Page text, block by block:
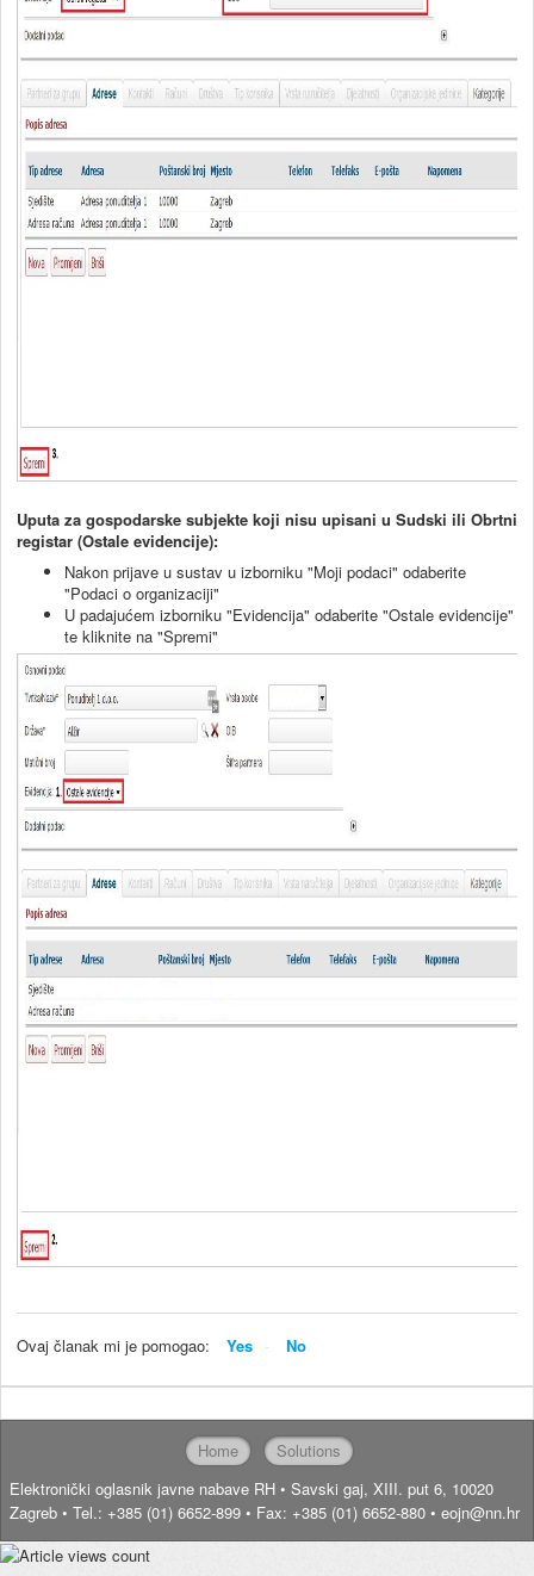
Uputa za gospodarske subjekte koji nisu upisani u Sudski ili Obrtni
registar (Ostale evidencije):
Nakon prijave u sustav u izborniku "Moji podaci" odaberite
"Podaci o organizaciji"
U padajućem izborniku "Evidencija" odaberite "Ostale evidencije"
te kliknite na "Spremi"
Ovaj članak mi je pomogao: Yes No
Home
Solutions
Elektronički oglasnik javne nabave RH • Savski gaj, XIII. put 6, 10020
Zagreb • Tel.: +385 (01) 6652-899 • Fax: +385 (01) 6652-880 • eojn@nn.hr